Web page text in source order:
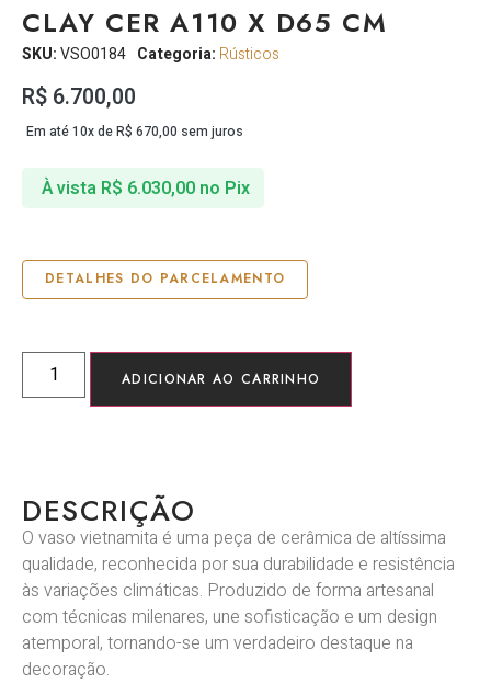
CLAY CER A110 X D65 CM
SKU:VSO0184 Categoria: Rústicos
R$ 6.700,00
Em até 10x deR$ 670,00 sem juros
À vista R$ 6.030,00 no Pix
DETALHES DO PARCELAMENTO
ADICIONAR AO CARRINHO
DESCRIÇÃO
O vaso vietnamita é uma peça de cerâmica de altíssima
qualidade, reconhecida por sua durabilidade e resistência
às variações climáticas. Produzido de forma artesanal
com técnicas milenares, une sofisticação e um design
atemporal, tornando-se um verdadeiro destaque na
decoração.